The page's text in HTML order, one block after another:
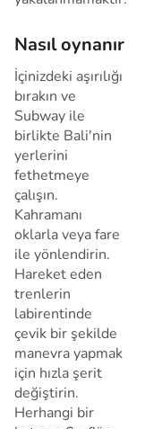
Nasıl oynanır
İçinizdeki aşırılığı
bırakın ve
Subway ile
birlikte Bali'nin
yerlerini
fethetmeye
çalışın.
Kahramanı
oklarla veya fare
ile yönlendirin.
Hareket eden
trenlerin
labirentinde
çevik bir şekilde
manevra yapmak
için hızla şerit
değiştirin.
Herhangi bir